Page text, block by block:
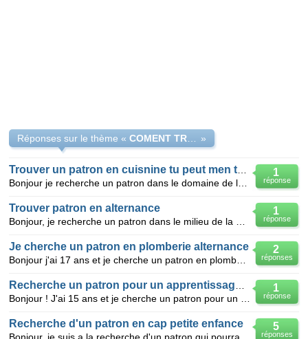
Réponses sur le thème « »
1
réponse
1
réponse
Trouver patron en alternance
2
réponses
Je cherche un patron en plomberie alternance
1
réponse
5
réponses
Recherche d'un patron en cap petite enfance